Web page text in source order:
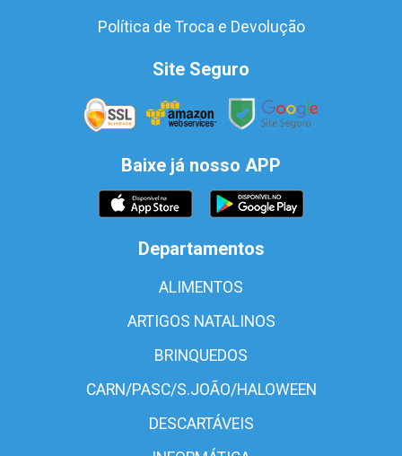
Política de Troca e Devolução
Site Seguro
Baixe já nosso APP
Departamentos
ALIMENTOS
ARTIGOS NATALINOS
BRINQUEDOS
CARN/PASC/S.JOÃO/HALOWEEN
DESCARTÁVEIS